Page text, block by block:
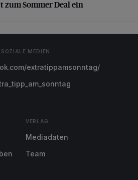
zum Sommer Deal ein
SOZIALE MEDIEN
extratippamsonntag/
VERLAG
Mediadaten
Team